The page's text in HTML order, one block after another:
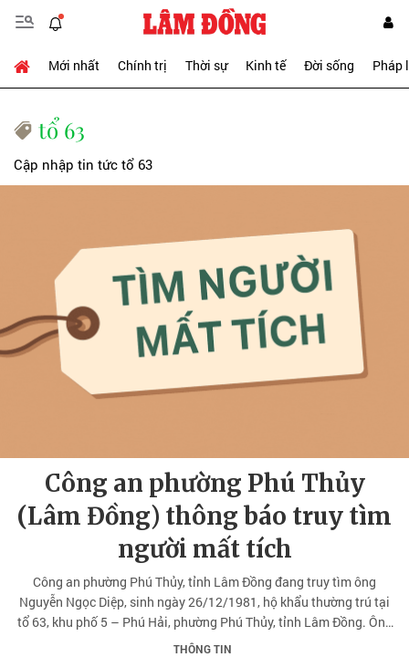
Mới nhất Chính trị Thời sự Kinh tế Đời sống Pháp
tổ 63
Cập nhập tin tức tổ 63
Công an phường Phú Thủy
(Lâm Đồng) thông báo truy tìm
người mất tích
Công an phường Phú Thủy, tỉnh Lâm Đồng đang truy tìm ông
Nguyễn Ngọc Diệp, sinh ngày 26/12/1981, hộ khẩu thường trú tại
tổ 63, khu phố 5 – Phú Hải, phường Phú Thủy, tỉnh Lâm Đồng. Ông
Diệp rời địa phương từ ngày 22/5/2025 và đến nay gia đình không
THÔNG TIN